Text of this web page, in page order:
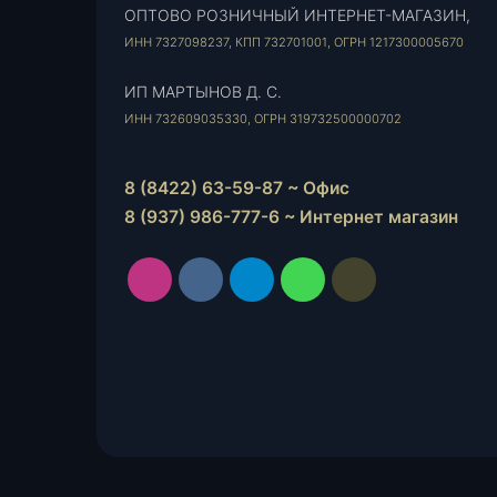
ОПТОВО РОЗНИЧНЫЙ ИНТЕРНЕТ-МАГАЗИН,
ИНН 7327098237, КПП 732701001, ОГРН 1217300005670
ИП МАРТЫНОВ Д. С.
ИНН 732609035330, ОГРН 319732500000702
8 (8422) 63-59-87 ~ Офис
8 (937) 986-777-6 ~ Интернет магазин
Instagramvk.com TelegramWhatsApp